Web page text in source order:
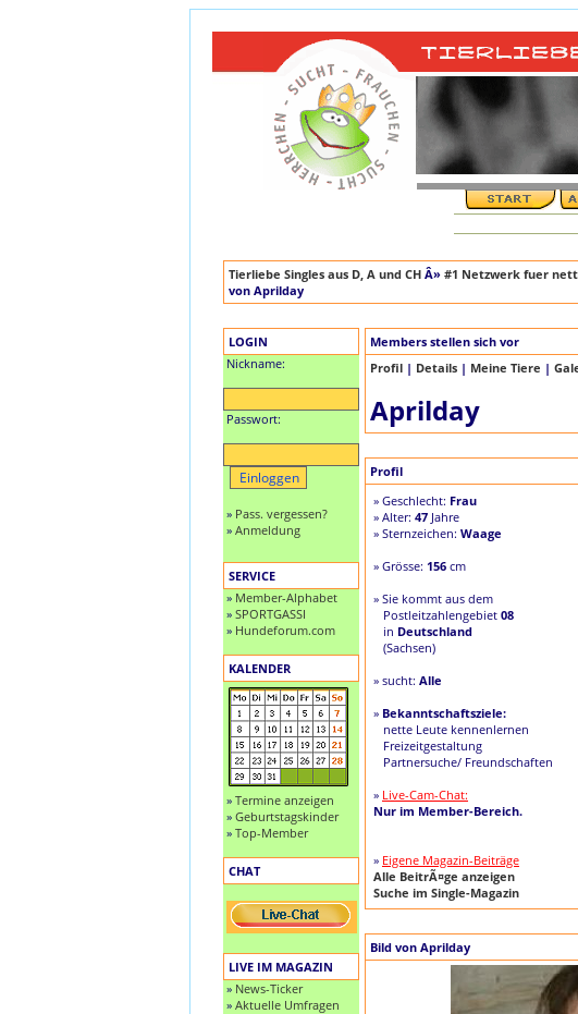
Tierliebe Singles aus D, A und CH Â» #1 Netzwerk fuer
von Aprilday
LOGIN
Nickname:
Passwort:
» Pass. vergessen?
» Anmeldung
SERVICE
» Member-Alphabet
» SPORTGASSI
» Hundeforum.com
KALENDER
» Termine anzeigen
» Geburtstagskinder
» Top-Member
CHAT
LIVE IM MAGAZIN
» News-Ticker
» Aktuelle Umfragen
Members stellen sich vor
Profil | Details | Meine Tiere |
Aprilday
Profil
» Geschlecht: Frau
» Alter: 47 Jahre
» Sternzeichen: Waage
» Grösse: 156 cm
» Sie kommt aus dem
Postleitzahlengebiet 08
in Deutschland
(Sachsen)
» sucht: Alle
» Bekanntschaftsziele:
nette Leute kennenlernen
Freizeitgestaltung
Partnersuche/ Freundschaften
» Live-Cam-Chat:
Nur im Member-Bereich.
» Eigene Magazin-Beiträge
Alle BeitrÃ¤ge anzeigen
Suche im Single-Magazin
Bild von Aprilday